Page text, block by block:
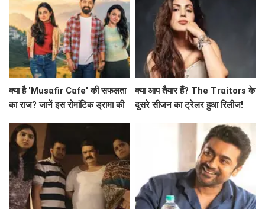
क्या है 'Musafir Cafe' की सफलता
का राज? जानें इस रोमांटिक ड्रामा की
क्या आप तैयार हैं? The Traitors के
दूसरे सीजन का ट्रेलर हुआ रिलीज!